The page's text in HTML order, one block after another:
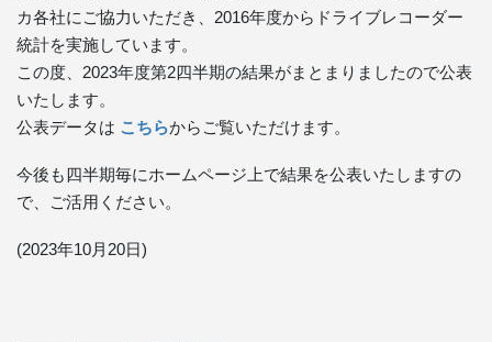
カ各社にご協力いただき、2016年度からドライブレコーダー
統計を実施しています。
この度、2023年度第2四半期の結果がまとまりましたので公表
いたします。
公表データは こちらからご覧いただけます。
今後も四半期毎にホームページ上で結果を公表いたしますの
で、ご活用ください。
(2023年10月20日)